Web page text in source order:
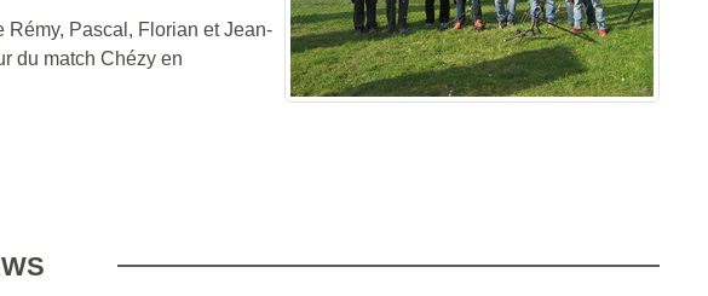
Pascal, Florian et Jean-
du match Chézy en